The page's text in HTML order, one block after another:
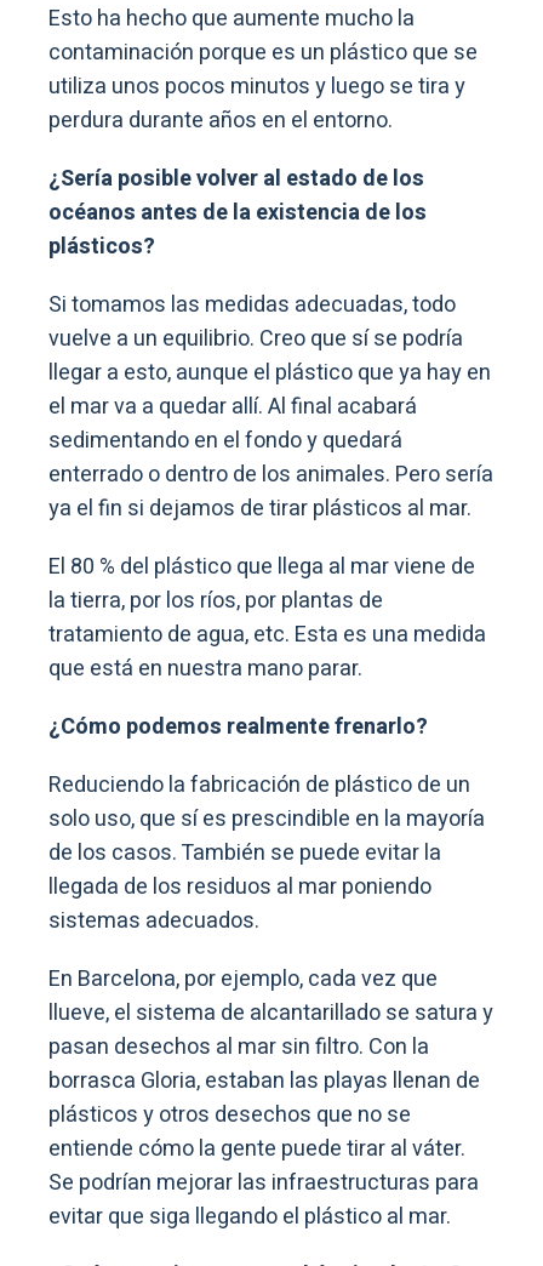
Esto ha hecho que aumente mucho la
contaminación porque es un plástico que se
utiliza unos pocos minutos y luego se tira y
perdura durante años en el entorno.
¿Sería posible volver al estado de los
océanos antes de la existencia de los
plásticos?
Si tomamos las medidas adecuadas, todo
vuelve a un equilibrio. Creo que sí se podría
llegar a esto, aunque el plástico que ya hay en
el mar va a quedar allí. Al final acabará
sedimentando en el fondo y quedará
enterrado o dentro de los animales. Pero sería
ya el fin si dejamos de tirar plásticos al mar.
El 80 % del plástico que llega al mar viene de
la tierra, por los ríos, por plantas de
tratamiento de agua, etc. Esta es una medida
que está en nuestra mano parar.
¿Cómo podemos realmente frenarlo?
Reduciendo la fabricación de plástico de un
solo uso, que sí es prescindible en la mayoría
de los casos. También se puede evitar la
llegada de los residuos al mar poniendo
sistemas adecuados.
En Barcelona, por ejemplo, cada vez que
llueve, el sistema de alcantarillado se satura y
pasan desechos al mar sin filtro. Con la
borrasca Gloria, estaban las playas llenan de
plásticos y otros desechos que no se
entiende cómo la gente puede tirar al váter.
Se podrían mejorar las infraestructuras para
evitar que siga llegando el plástico al mar.